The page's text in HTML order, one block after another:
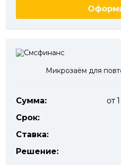
Микрозаём для
Сумма:
от
Срок:
Ставка:
Решение: